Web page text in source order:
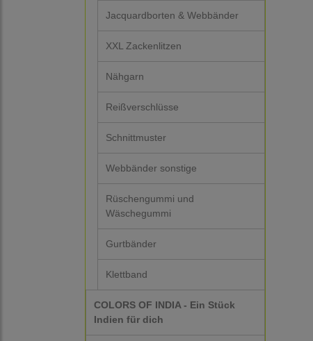
Jacquardborten & Webbänder
XXL Zackenlitzen
Nähgarn
Reißverschlüsse
Schnittmuster
Webbänder sonstige
Rüschengummi und
Wäschegummi
Gurtbänder
Klettband
COLORS OF INDIA - Ein Stück
Indien für dich